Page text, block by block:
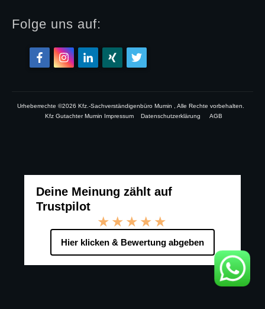
Folge uns auf:
Urheberrechte ©2026 Kfz.-Sachverständigenbüro Mumin , Alle Rechte vorbehalten.
Kfz Gutachter Mumin Impressum
Datenschutzerklärung AGB
Deine Meinung zählt auf
Trustpilot
★★★★★
Hier klicken & Bewertung abgeben